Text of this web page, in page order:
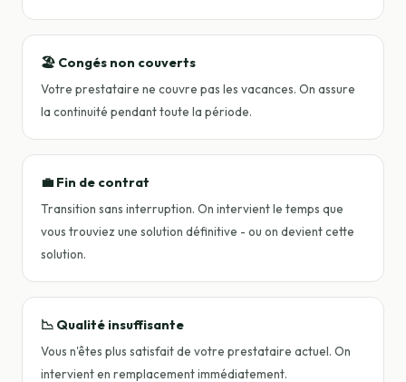
🏖️ Congés non couverts
Votre prestataire ne couvre pas les vacances. On assure
la continuité pendant toute la période.
💼 Fin de contrat
Transition sans interruption. On intervient le temps que
vous trouviez une solution définitive - ou on devient cette
solution.
📉 Qualité insuffisante
Vous n'êtes plus satisfait de votre prestataire actuel. On
intervient en remplacement immédiatement.